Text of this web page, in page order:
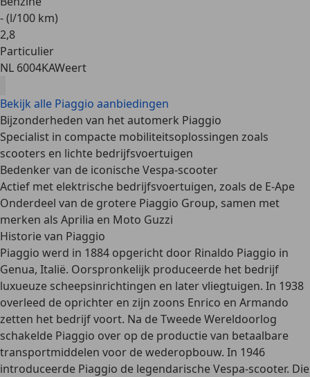
- (l/100 km)
2,8
Particulier
NL 6004KAWeert
Bekijk alle Piaggio aanbiedingen
Bijzonderheden van het automerk Piaggio
Specialist in compacte mobiliteitsoplossingen zoals
scooters en lichte bedrijfsvoertuigen
Bedenker van de iconische Vespa-scooter
Actief met elektrische bedrijfsvoertuigen, zoals de E-Ape
Onderdeel van de grotere Piaggio Group, samen met
merken als Aprilia en Moto Guzzi
Historie van Piaggio
Piaggio werd in 1884 opgericht door Rinaldo Piaggio in
Genua, Italië. Oorspronkelijk produceerde het bedrijf
luxueuze scheepsinrichtingen en later vliegtuigen. In 1938
overleed de oprichter en zijn zoons Enrico en Armando
zetten het bedrijf voort. Na de Tweede Wereldoorlog
schakelde Piaggio over op de productie van betaalbare
transportmiddelen voor de wederopbouw. In 1946
introduceerde Piaggio de legendarischeVespa-scooter. Die